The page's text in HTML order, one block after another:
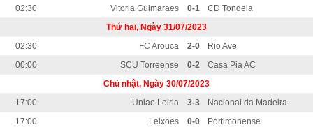
02:30
Vitoria Guimaraes 0-1
CD Tondela
Thứ hai, Ngày 31/07/2023
02:30
FC Arouca 2-0
Rio Ave
00:00
SCU Torreense 0-2
Casa Pia AC
Chủ nhật, Ngày 30/07/2023
17:00
Uniao Leiria 3-3
Nacional da Madeira
17:00
Leixoes 0-0
Portimonense